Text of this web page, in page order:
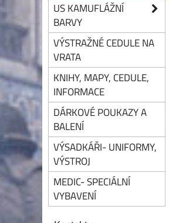
US KAMUFLÁŽNÍ
BARVY
VÝSTRAŽNÉ CEDULE NA
VRATA
KNIHY, MAPY, CEDULE,
INFORMACE
DÁRKOVÉ POUKAZY A
BALENÍ
VÝSADKÁŘI- UNIFORMY,
VÝSTROJ
MEDIC- SPECIÁLNÍ
VYBAVENÍ